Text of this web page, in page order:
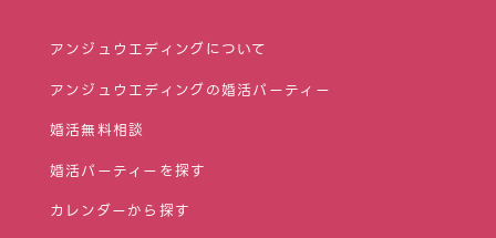
アンジュウエディングについて
アンジュウエディングの婚活パーティー
婚活無料相談
婚活パーティーを探す
カレンダーから探す